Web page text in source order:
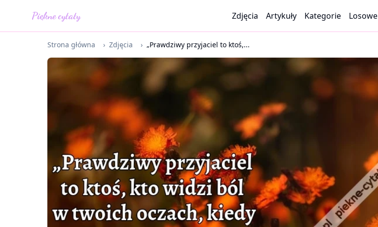
Piękne cytaty Zdjęcia Artykuły Kategorie Losowe
Strona główna › Zdjęcia › „Prawdziwy przyjaciel to ktoś,...